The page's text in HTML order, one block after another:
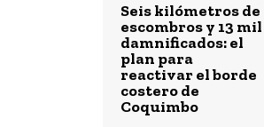
Seis kilómetros de
escombros y 13 mil
damnificados: el
plan para
reactivar el borde
costero de
Coquimbo